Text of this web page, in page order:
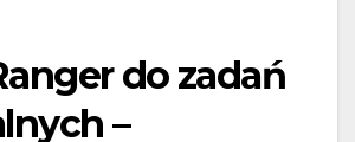
do zadań
–